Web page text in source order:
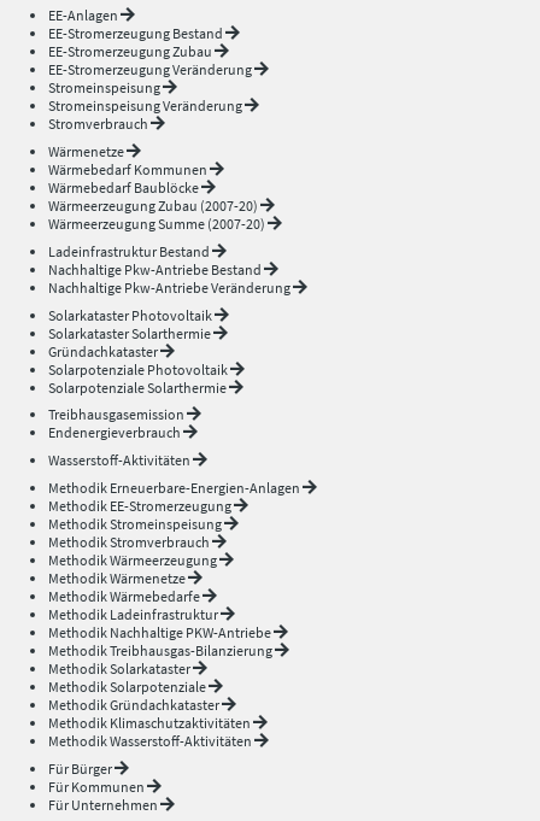
EE-Anlagen
EE-Stromerzeugung Bestand
EE-Stromerzeugung Zubau
EE-Stromerzeugung Veränderung
Stromeinspeisung
Stromeinspeisung Veränderung
Stromverbrauch
Wärmenetze
Wärmebedarf Kommunen
Wärmebedarf Baublöcke
Wärmeerzeugung Zubau (2007-20)
Wärmeerzeugung Summe (2007-20)
Ladeinfrastruktur Bestand
Nachhaltige Pkw-Antriebe Bestand
Nachhaltige Pkw-Antriebe Veränderung
Solarkataster Photovoltaik
Solarkataster Solarthermie
Gründachkataster
Solarpotenziale Photovoltaik
Solarpotenziale Solarthermie
Treibhausgasemission
Endenergieverbrauch
Wasserstoff-Aktivitäten
Methodik Erneuerbare-Energien-Anlagen
Methodik EE-Stromerzeugung
Methodik Stromeinspeisung
Methodik Stromverbrauch
Methodik Wärmeerzeugung
Methodik Wärmenetze
Methodik Wärmebedarfe
Methodik Ladeinfrastruktur
Methodik Nachhaltige PKW-Antriebe
Methodik Treibhausgas-Bilanzierung
Methodik Solarkataster
Methodik Solarpotenziale
Methodik Gründachkataster
Methodik Klimaschutzaktivitäten
Methodik Wasserstoff-Aktivitäten
Für Bürger
Für Kommunen
Für Unternehmen